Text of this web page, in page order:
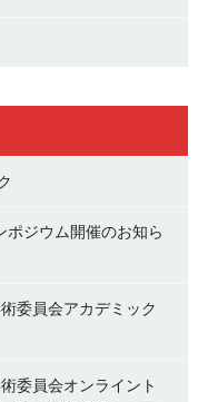
ジウム開催のお知ら
委員会アカデミック
委員会オンライント